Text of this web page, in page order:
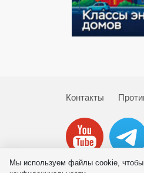
Контакты
© 2026 ИНП РАН
Мы используем файлы cookie,